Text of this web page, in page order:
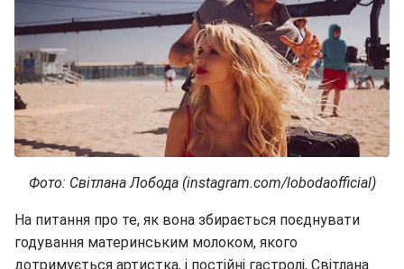
Фото: Світлана Лобода (instagram.com/lobodaofficial)
На питання про те, як вона збирається поєднувати
годування материнським молоком, якого
дотримується артистка, і постійні гастролі, Світлана